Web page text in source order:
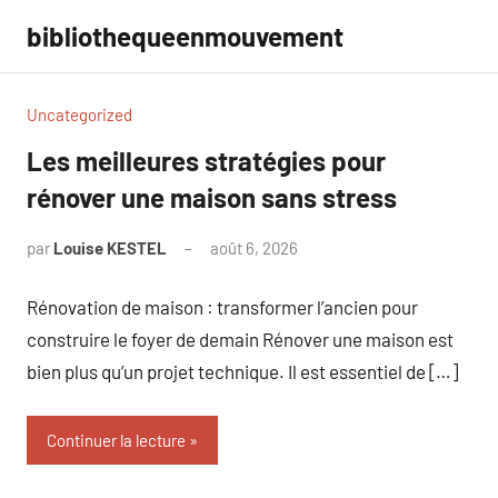
contenu
bibliothequeenmouvement
Uncategorized
Les meilleures stratégies pour
rénover une maison sans stress
par Louise KESTEL août 6, 2026
Rénovation de maison : transformer l’ancien pour
construire le foyer de demain Rénover une maison est
bien plus qu’un projet technique. Il est essentiel de […]
Continuer la lecture